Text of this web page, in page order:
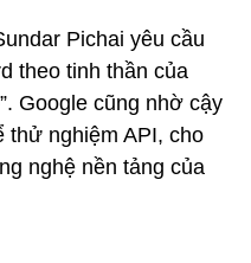
Pichai yêu cầu
theo tinh thần của
Google cũng nhờ cậy
nghiệm API, cho
nghệ nền tảng của